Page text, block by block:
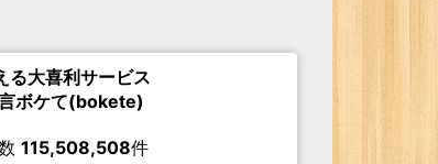
る大喜利サービス
ボケて(bokete)
115,508,508件